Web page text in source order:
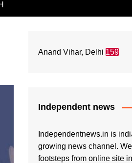
Anand Vihar, Delhi 159
Independent news
Independentnews.in is
growing news channel.
footsteps from online site